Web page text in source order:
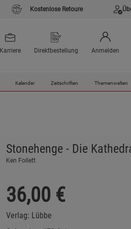
Kostenlose Retoure
Karriere Direktbestellung Anmelden
Kalender Zeitschriften Themenwelten
Stonehenge - Die
Ken Follett
36,00 €
Verlag: Lübbe